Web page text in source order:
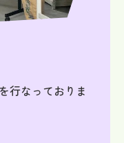
行なっておりま